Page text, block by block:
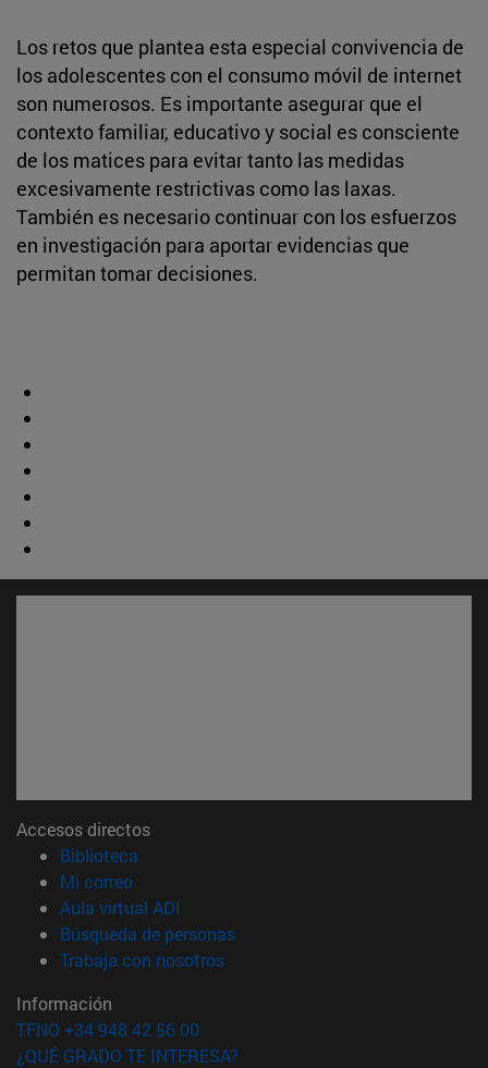
Los retos que plantea esta especial convivencia de
los adolescentes con el consumo móvil de internet
son numerosos. Es importante asegurar que el
contexto familiar, educativo y social es consciente
de los matices para evitar tanto las medidas
excesivamente restrictivas como las laxas.
También es necesario continuar con los esfuerzos
en investigación para aportar evidencias que
permitan tomar decisiones.
Accesos directos
Biblioteca
Mi correo(abre en nueva ventana)
Aula virtual ADI
Búsqueda de personas(abre en nueva ventana)
Trabaja con nosotros(abre en nueva ventana)
Información
TFNO +34 948 42 56 00
¿QUÉ GRADO TE INTERESA?